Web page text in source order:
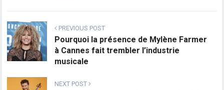
PREVIOUS POST
Pourquoi la présence de Mylène Farmer
à Cannes fait trembler l’industrie
musicale
NEXT POST